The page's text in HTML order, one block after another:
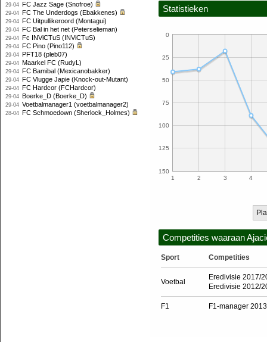
29-04 FC Jazz Sage (Snofroe)
29-04 FC The Underdogs (Ebakkenes)
29-04 FC Uitpullikeroord (Montagui)
29-04 FC Bal in het net (Peterselieman)
29-04 Fc INViCTuS (INViCTuS)
29-04 FC Pino (Pino112)
29-04 PFT18 (pleb07)
29-04 Maarkel FC (RudyL)
29-04 FC Bamibal (Mexicanobakker)
29-04 FC Vlugge Japie (Knock-out-Mutant)
29-04 FC Hardcor (FCHardcor)
29-04 Boerke_D (Boerke_D)
29-04 Voetbalmanager1 (voetbalmanager2)
28-04 FC Schmoedown (Sherlock_Holmes)
Statistieken
1 2 3 4
0
25
50
75
100
125
150
Competities waaraan
Sport Competities
Voetbal
Eredivisie 2017/
Eredivisie 2012/
F1 F1-manager 2013